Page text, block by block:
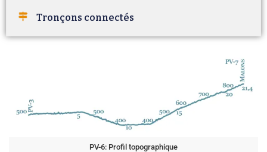
Tronçons connectés
PV-6: Profil topographique